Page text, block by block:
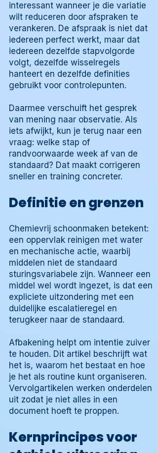
interessant wanneer je die variatie
wilt reduceren door afspraken te
verankeren. De afspraak is niet dat
iedereen perfect werkt, maar dat
iedereen dezelfde stapvolgorde
volgt, dezelfde wisselregels
hanteert en dezelfde definities
gebruikt voor controlepunten.
Daarmee verschuift het gesprek
van mening naar observatie. Als
iets afwijkt, kun je terug naar een
vraag: welke stap of
randvoorwaarde week af van de
standaard? Dat maakt corrigeren
sneller en training concreter.
Definitie en grenzen
Chemievrij schoonmaken betekent:
een oppervlak reinigen met water
en mechanische actie, waarbij
middelen niet de standaard
sturingsvariabele zijn. Wanneer een
middel wel wordt ingezet, is dat een
expliciete uitzondering met een
duidelijke escalatieregel en
terugkeer naar de standaard.
Afbakening helpt om intentie zuiver
te houden. Dit artikel beschrijft wat
het is, waarom het bestaat en hoe
je het als routine kunt organiseren.
Vervolgartikelen werken onderdelen
uit zodat je niet alles in een
document hoeft te proppen.
Kernprincipes voor